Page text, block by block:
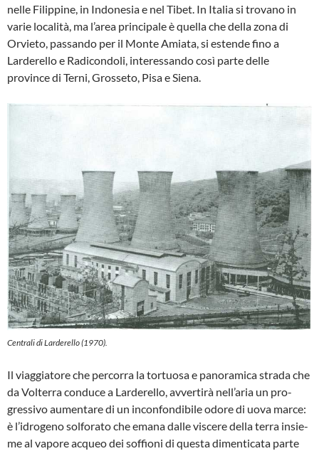
nelle Filip­pine, in Indonesia e nel Tibet. In Italia si trovano in
varie località, ma l’area princi­pale è quella che della zona di
Orvieto, passando per il Monte Amiata, si estende fino a
Larderello e Radicondoli, interes­sando così parte delle
province di Terni, Grosseto, Pisa e Siena.
Centrali di Larderello (1970).
Il viaggiatore che percorra la tortuosa e panoramica strada che
da Volterra condu­ce a Larderello, avvertirà nell’aria un pro­
gressivo aumentare di un inconfondibile odore di uova marce:
è l’idrogeno solforato che emana dalle viscere della terra insie­
me al vapore acqueo dei soffioni di questa dimenticata parte